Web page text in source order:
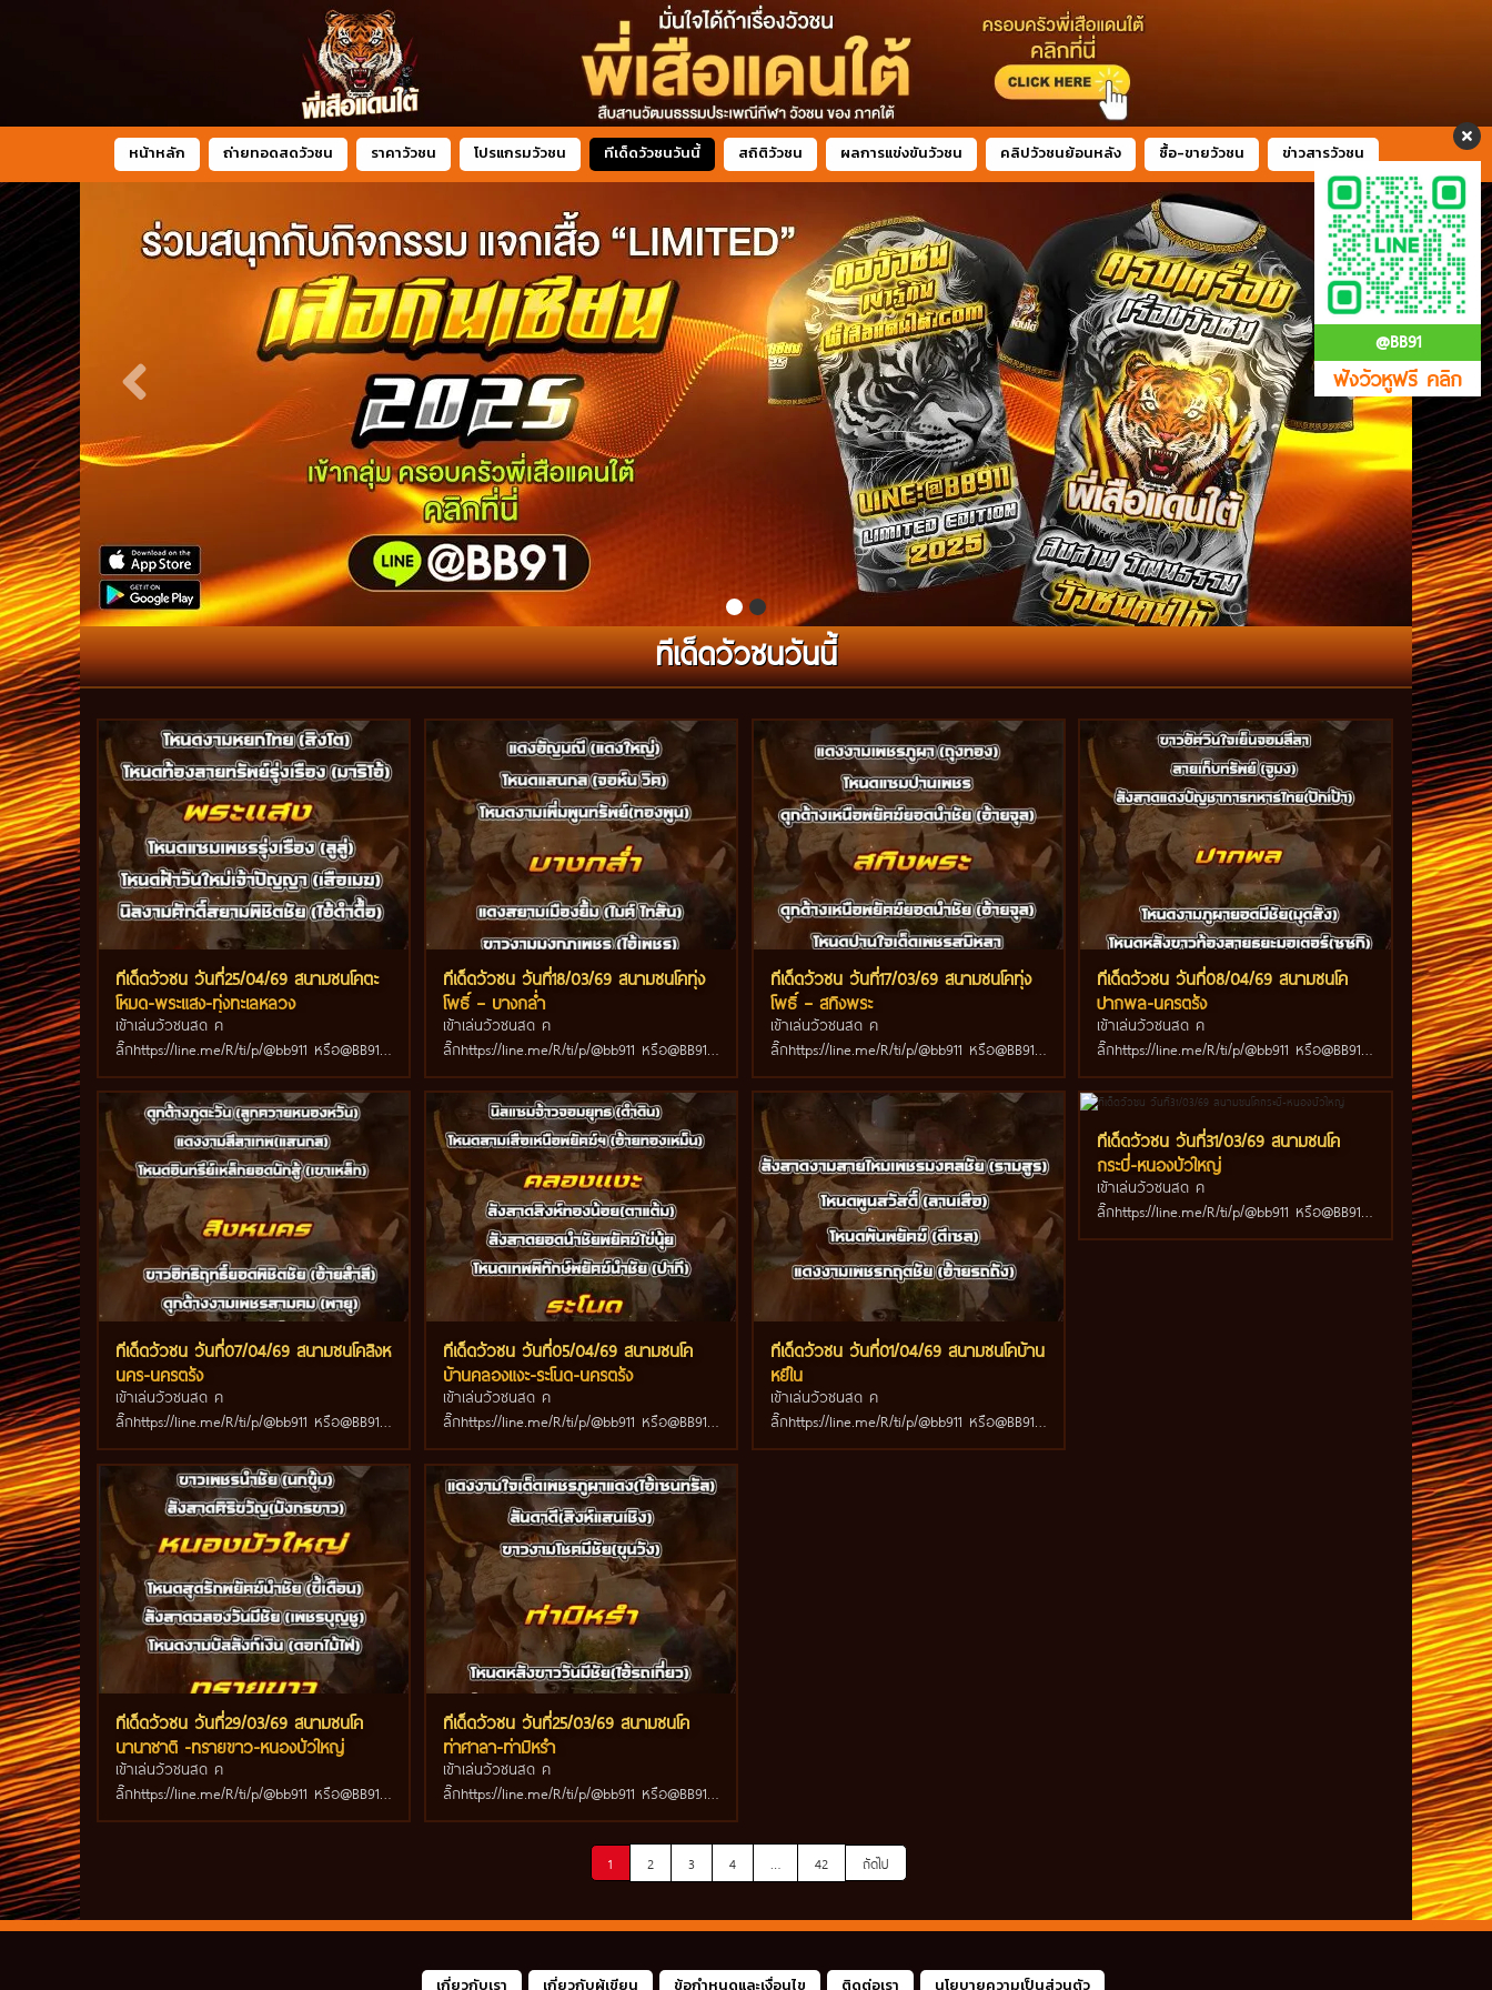
@BB91
ฟังวัวหูฟรี คลิก
หน้าหลัก ถ่ายทอดสดวัวชน ราคาวัวชน โปรแกรมวัวชน ทีเด็ดวัวชนวันนี้ สถิติวัวชน ผลการแข่งขันวัวชน คลิปวัวชนย้อนหลัง ซื้อ-ขายวัวชน ข่าวสารวัวชน
ทีเด็ดวัวชนวันนี้
ทีเด็ดวัวชน วันที่25/04/69 สนามชนโคตะ
โหมด-พระแสง-ทุ่งทะเลหลวง
เข้าเล่นวัวชนสด ค
ลิ๊กhttps://line.me/R/ti/p/@bb911 หรือ@BB911
มีตัว@ข้างหน้ากันนะครับ
ทีเด็ดวัวชน วันที่18/03/69 สนามชนโคทุ่ง
โพธิ์ – บางกล่ำ
เข้าเล่นวัวชนสด ค
ลิ๊กhttps://line.me/R/ti/p/@bb911 หรือ@BB911
มีตัว@ข้างหน้ากันนะครับ
ทีเด็ดวัวชน วันที่17/03/69 สนามชนโคทุ่ง
โพธิ์ – สทิงพระ
เข้าเล่นวัวชนสด ค
ลิ๊กhttps://line.me/R/ti/p/@bb911 หรือ@BB911
มีตัว@ข้างหน้ากันนะครับ
ทีเด็ดวัวชน วันที่08/04/69 สนามชนโค
ปากพล-นครตรัง
เข้าเล่นวัวชนสด ค
ลิ๊กhttps://line.me/R/ti/p/@bb911 หรือ@BB911
มีตัว@ข้างหน้ากันนะครับ
ทีเด็ดวัวชน วันที่07/04/69 สนามชนโคสิงห
นคร-นครตรัง
เข้าเล่นวัวชนสด ค
ลิ๊กhttps://line.me/R/ti/p/@bb911 หรือ@BB911
มีตัว@ข้างหน้ากันนะครับ
ทีเด็ดวัวชน วันที่05/04/69 สนามชนโค
บ้านคลองแงะ-ระโนด-นครตรัง
เข้าเล่นวัวชนสด ค
ลิ๊กhttps://line.me/R/ti/p/@bb911 หรือ@BB911
มีตัว@ข้างหน้ากันนะครับ
ทีเด็ดวัวชน วันที่01/04/69 สนามชนโคบ้าน
หยีใน
เข้าเล่นวัวชนสด ค
ลิ๊กhttps://line.me/R/ti/p/@bb911 หรือ@BB911
มีตัว@ข้างหน้ากันนะครับ
ทีเด็ดวัวชน วันที่31/03/69 สนามชนโค
กระบี่-หนองบัวใหญ่
เข้าเล่นวัวชนสด ค
ลิ๊กhttps://line.me/R/ti/p/@bb911 หรือ@BB911
มีตัว@ข้างหน้ากันนะครับ
ทีเด็ดวัวชน วันที่29/03/69 สนามชนโค
นานาชาติ -ทรายขาว-หนองบัวใหญ่
เข้าเล่นวัวชนสด ค
ลิ๊กhttps://line.me/R/ti/p/@bb911 หรือ@BB911
มีตัว@ข้างหน้ากันนะครับ
ทีเด็ดวัวชน วันที่25/03/69 สนามชนโค
ท่าศาลา-ท่ามิหรำ
เข้าเล่นวัวชนสด ค
ลิ๊กhttps://line.me/R/ti/p/@bb911 หรือ@BB911
มีตัว@ข้างหน้ากันนะครับ
1 2 3 4 … 42 ถัดไป
เกี่ยวกับเรา เกี่ยวกับผู้เขียน ข้อกำหนดและเงื่อนไข ติดต่อเรา นโยบายความเป็นส่วนตัว